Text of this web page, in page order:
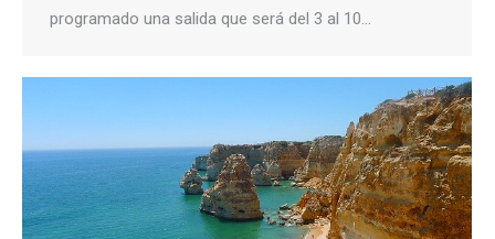
programado una salida que será del 3 al 10…